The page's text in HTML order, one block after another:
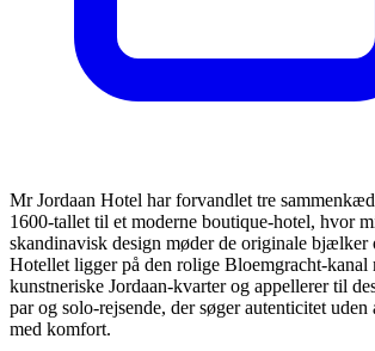
Mr Jordaan Hotel har forvandlet tre
1600-tallet til et moderne boutique-hotel, hvor
skandinavisk design møder de originale
Hotellet ligger på den rolige Bloemgracht-kanal
kunstneriske Jordaan-kvarter og appellerer til
par og solo-rejsende, der søger autenticitet
med komfort.